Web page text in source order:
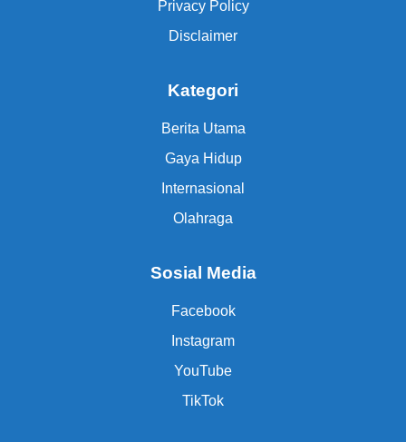
Privacy Policy
Disclaimer
Kategori
Berita Utama
Gaya Hidup
Internasional
Olahraga
Sosial Media
Facebook
Instagram
YouTube
TikTok